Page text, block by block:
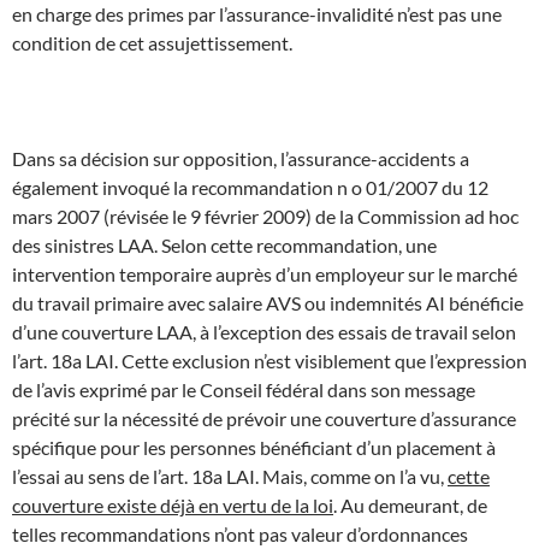
en charge des primes par l’assurance-invalidité n’est pas une
condition de cet assujettissement.
Dans sa décision sur opposition, l’assurance-accidents a
également invoqué la recommandation n o 01/2007 du 12
mars 2007 (révisée le 9 février 2009) de la Commission ad hoc
des sinistres LAA. Selon cette recommandation, une
intervention temporaire auprès d’un employeur sur le marché
du travail primaire avec salaire AVS ou indemnités AI bénéficie
d’une couverture LAA, à l’exception des essais de travail selon
l’art. 18a LAI. Cette exclusion n’est visiblement que l’expression
de l’avis exprimé par le Conseil fédéral dans son message
précité sur la nécessité de prévoir une couverture d’assurance
spécifique pour les personnes bénéficiant d’un placement à
l’essai au sens de l’art. 18a LAI. Mais, comme on l’a vu, cette
couverture existe déjà en vertu de la loi . Au demeurant, de
telles recommandations n’ont pas valeur d’ordonnances